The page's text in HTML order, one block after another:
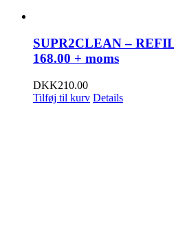
SUPR2CLEAN –
168.00 + moms
DKK210.00
Tilføj til kurv Details